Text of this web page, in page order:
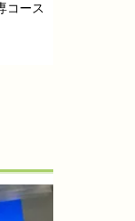
コース